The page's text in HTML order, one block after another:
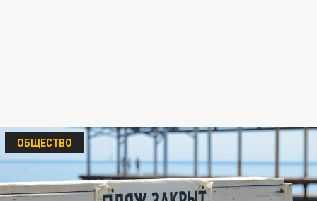
ОБЩЕСТВО